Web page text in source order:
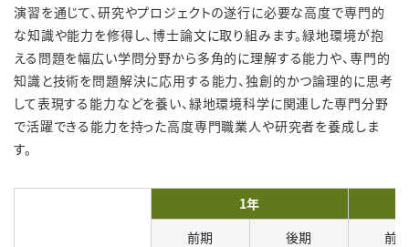
演習を通じて、研究やプロジェクトの遂行に必要な高度で専門的
な知識や能力を修得し、博士論文に取り組みます。緑地環境が抱
える問題を幅広い学問分野から多角的に理解する能力や、専門的
知識と技術を問題解決に応用する能力、独創的かつ論理的に思考
して表現する能力などを養い、緑地環境科学に関連した専門分野
で活躍できる能力を持った高度専門職業人や研究者を養成しま
す。
1年
前期
後期 前